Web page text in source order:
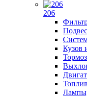
206
Кузов